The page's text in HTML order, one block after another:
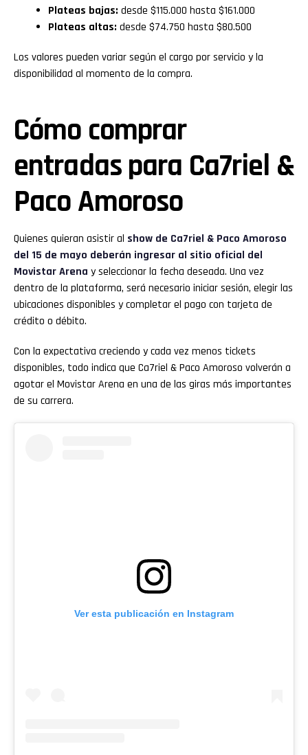
Plateas bajas: desde $115.000 hasta $161.000
Plateas altas: desde $74.750 hasta $80.500
Los valores pueden variar según el cargo por servicio y la
disponibilidad al momento de la compra.
Cómo comprar
entradas para Ca7riel &
Paco Amoroso
Quienes quieran asistir al show de Ca7riel & Paco Amoroso
del 15 de mayo deberán ingresar al sitio oficial del
Movistar Arena y seleccionar la fecha deseada. Una vez
dentro de la plataforma, será necesario iniciar sesión, elegir las
ubicaciones disponibles y completar el pago con tarjeta de
crédito o débito.
Con la expectativa creciendo y cada vez menos tickets
disponibles, todo indica que Ca7riel & Paco Amoroso volverán a
agotar el Movistar Arena en una de las giras más importantes
de su carrera.
Ver esta publicación en Instagram